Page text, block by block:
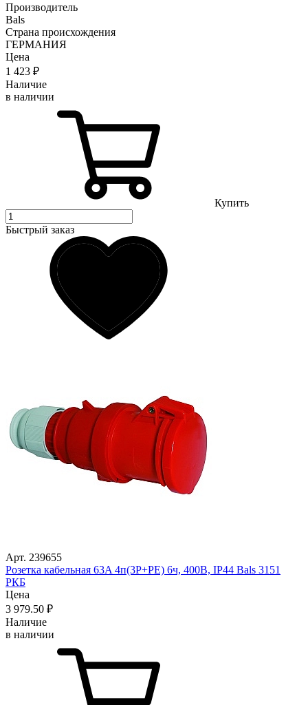
Производитель
Bals
Страна происхождения
ГЕРМАНИЯ
Цена
1 423 ₽
Наличие
в наличии
Купить
Быстрый заказ
Арт. 239655
Розетка кабельная 63A 4п(3P+PE) 6ч, 400В, IP44 Bals 3151
РКБ
Цена
3 979.50 ₽
Наличие
в наличии